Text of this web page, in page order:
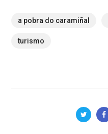
a pobra do caramiñal
turismo